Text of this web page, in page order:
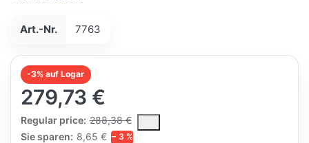
Art.-Nr. 7763
-3% auf Logar
279,73 €
Regular price: 288,38 €
The Regular Price is the median selling price paid by
Sie sparen: 8,65 € − 3 %